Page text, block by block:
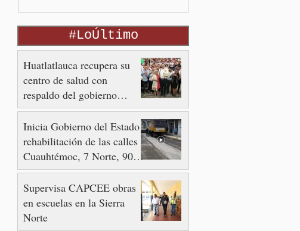
#LoÚltimo
Huatlatlauca recupera su
centro de salud con
respaldo del gobierno
estatal
Inicia Gobierno del Estado
rehabilitación de las calles
Cuauhtémoc, 7 Norte, 90 y
88 Poniente
Supervisa CAPCEE obras
en escuelas en la Sierra
Norte